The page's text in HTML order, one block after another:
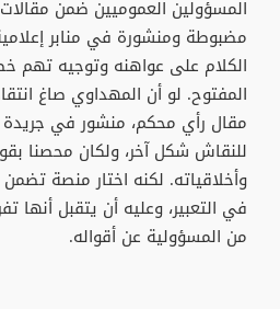
المسؤولين العموميين ضمن
مضبوطة ومنشورة في منابر
الكلام على عواهنه وتوجيه تهم
المفتوح. لو أن المهداوي صاغ
مقال رأي محكم، منشور في جريدة
للنقاش شكل آخر، ولكان محصنا
وأخلاقياته. لكنه اختار منصة
في التعبير، وعليه أن يتقبل أنها
من المسؤولية عن أقواله.